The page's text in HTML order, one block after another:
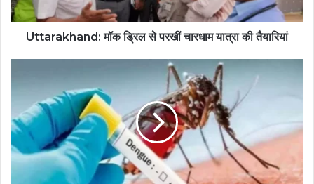
Uttarakhand: मॉक ड्रिल से परखीं चारधाम यात्रा की तैयारियां